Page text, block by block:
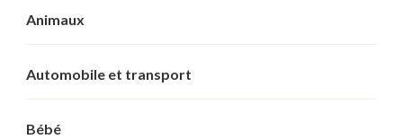
Animaux
Automobile et transport
Bébé